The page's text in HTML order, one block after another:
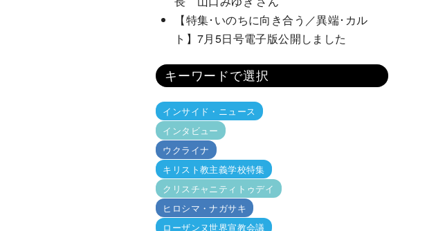
【特集･いのちに向き合う／異端･カル
ト】7月5日号電子版公開しました
キーワードで選択
インサイド・ニュース
インタビュー
ウクライナ
キリスト教主義学校特集
クリスチャニティトゥデイ
ヒロシマ・ナガサキ
ローザンヌ世界宣教会議